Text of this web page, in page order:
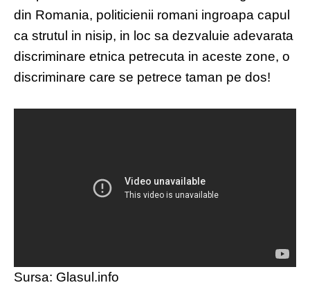
din Romania, politicienii romani ingroapa capul
ca strutul in nisip, in loc sa dezvaluie adevarata
discriminare etnica petrecuta in aceste zone, o
discriminare care se petrece taman pe dos!
Sursa: Glasul.info